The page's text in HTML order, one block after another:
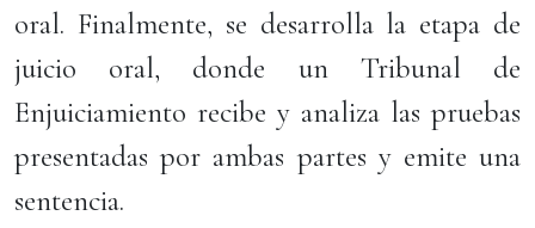
oral. Finalmente, se desarrolla la etapa de
juicio oral, donde un Tribunal de
Enjuiciamiento recibe y analiza las pruebas
presentadas por ambas partes y emite una
sentencia.